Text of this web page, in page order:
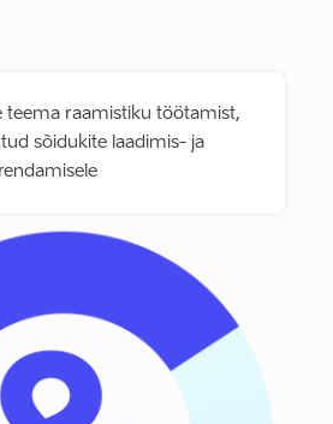
teema raamistiku töötamist,
sõidukite laadimis- ja